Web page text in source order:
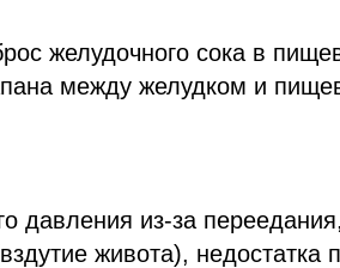
желудочного сока в
между желудком и
давления из-за
живота), недостатка